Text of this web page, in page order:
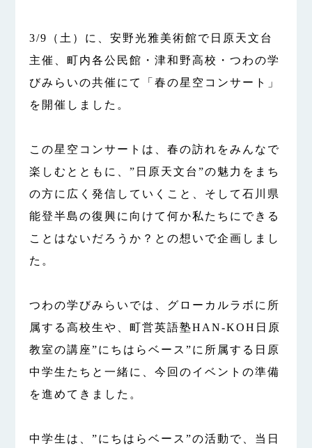
3/9（土）に、安野光雅美術館で日原天文台
主催、町内各公民館・津和野高校・つわの学
びみらいの共催にて「春の星空コンサート」
を開催しました。
この星空コンサートは、春の訪れをみんなで
楽しむとともに、”日原天文台”の魅力をまち
の方に広く発信していくこと、そして石川県
能登半島の復興に向けて何か私たちにできる
ことはないだろうか？との想いで企画しまし
た。
つわの学びみらいでは、グローカルラボに所
属する高校生や、町営英語塾HAN-KOH日原
教室の講座”にちはらベース”に所属する日原
中学生たちと一緒に、今回のイベントの準備
を進めてきました。
中学生は、”にちはらベース”の活動で、当日